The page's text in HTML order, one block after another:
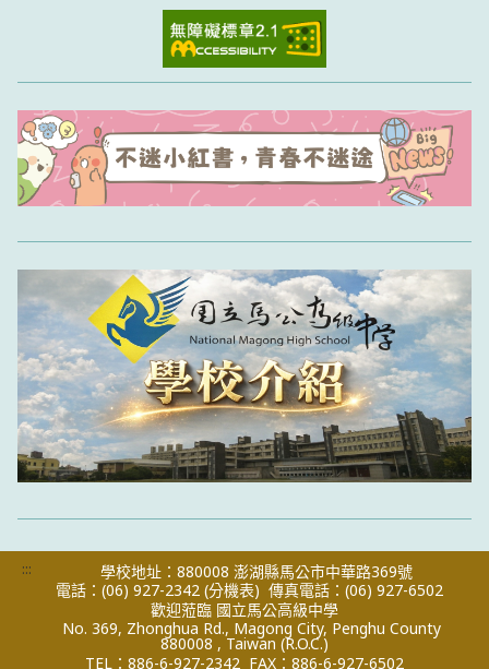
:::
學校地址：880008 澎湖縣馬公市中華路369號
電話：(06) 927-2342 (分機表) 傳真電話：(06) 927-6502
歡迎蒞臨 國立馬公高級中學
No. 369, Zhonghua Rd., Magong City, Penghu County
880008 , Taiwan (R.O.C.)
TEL：886-6-927-2342 FAX：886-6-927-6502